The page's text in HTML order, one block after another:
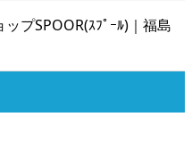
プSPOOR(ｽﾌﾟｰﾙ)｜福島